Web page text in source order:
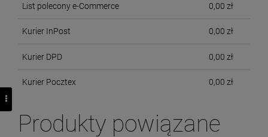
List polecony e-Commerce 0,00 zł
Kurier InPost 0,00 zł
Kurier DPD 0,00 zł
Kurier Pocztex 0,00 zł
Produkty powiązane